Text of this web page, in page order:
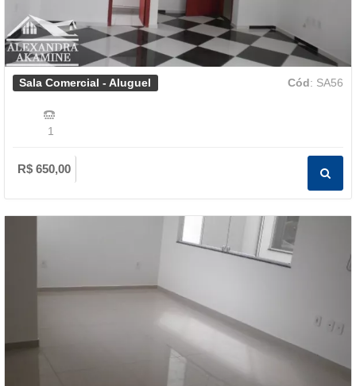
Sala Comercial - Aluguel Cód: SA56
1
R$ 650,00